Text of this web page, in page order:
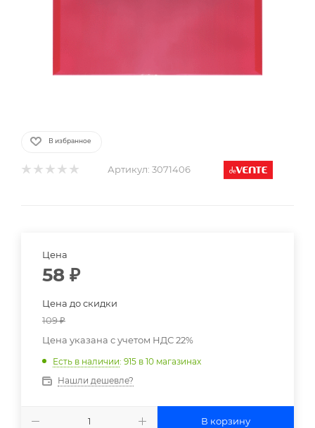
В избранное
Артикул: 3071406
Цена
58 ₽
Цена до скидки
109₽
Цена указана с учетом НДС 22%
Есть в наличии: 915 в 10 магазинах
Нашли дешевле?
В корзину